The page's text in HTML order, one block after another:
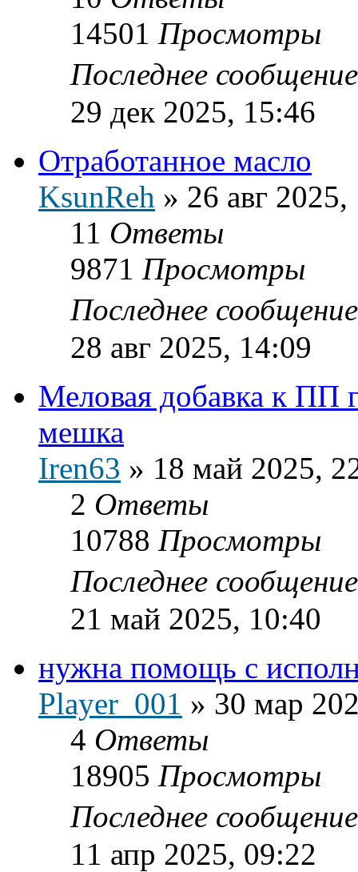
14501 Просмотры
Последнее
29 дек 2025, 15:46
Отработанное масло
KsunReh » 26 авг
11 Ответы
9871 Просмотры
Последнее
28 авг 2025, 14:09
Меловая добавка к ПП
мешка
Iren63 » 18 май 2025,
2 Ответы
10788 Просмотры
Последнее
21 май 2025, 10:40
нужна помощь с
Player_001 » 30 мар
4 Ответы
18905 Просмотры
Последнее
11 апр 2025, 09:22